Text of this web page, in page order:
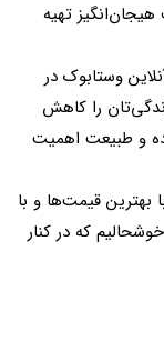
تهیه
وستابوک در
را کاهش
و طبیعت اهمیت
بهترین قیمت‌ها و با
که در کنار